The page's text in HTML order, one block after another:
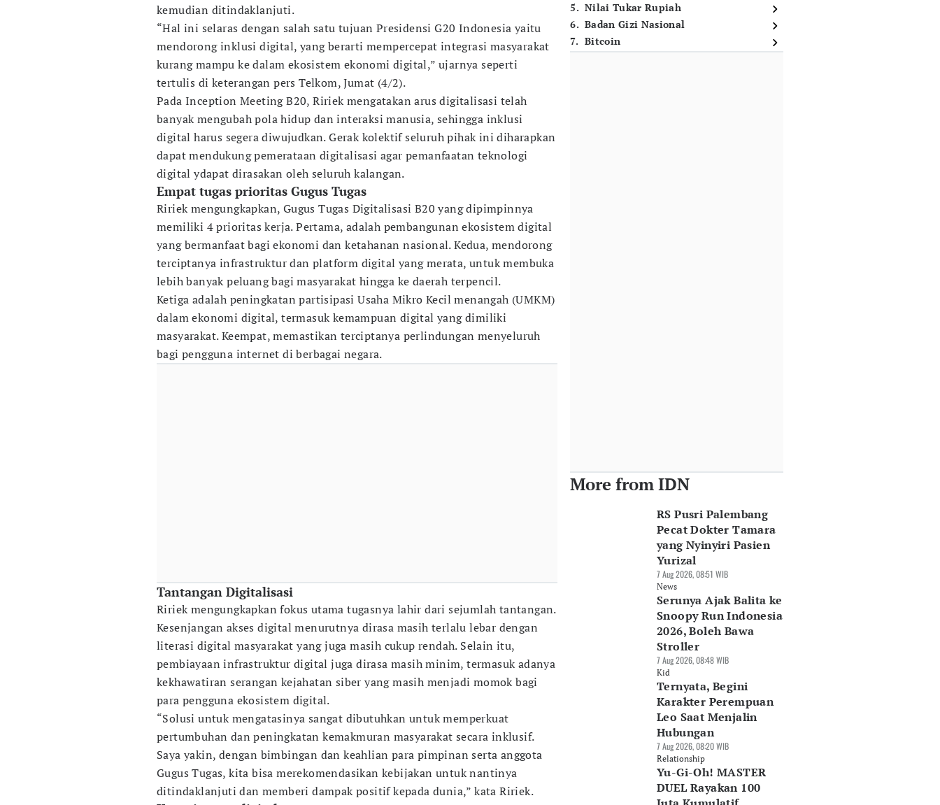
kemudian ditindaklanjuti.
“Hal ini selaras dengan salah satu tujuan Presidensi G20 Indonesia yaitu
mendorong inklusi digital, yang berarti mempercepat integrasi masyarakat
kurang mampu ke dalam ekosistem ekonomi digital,” ujarnya seperti
tertulis di keterangan pers Telkom, Jumat (4/2).
Pada Inception Meeting B20, Ririek mengatakan arus digitalisasi telah
banyak mengubah pola hidup dan interaksi manusia, sehingga inklusi
digital harus segera diwujudkan. Gerak kolektif seluruh pihak ini diharapkan
dapat mendukung pemerataan digitalisasi agar pemanfaatan teknologi
digital ydapat dirasakan oleh seluruh kalangan.
Empat tugas prioritas Gugus Tugas
Ririek mengungkapkan, Gugus Tugas Digitalisasi B20 yang dipimpinnya
memiliki 4 prioritas kerja. Pertama, adalah pembangunan ekosistem digital
yang bermanfaat bagi ekonomi dan ketahanan nasional. Kedua, mendorong
terciptanya infrastruktur dan platform digital yang merata, untuk membuka
lebih banyak peluang bagi masyarakat hingga ke daerah terpencil.
Ketiga adalah peningkatan partisipasi Usaha Mikro Kecil menangah (UMKM)
dalam ekonomi digital, termasuk kemampuan digital yang dimiliki
masyarakat. Keempat, memastikan terciptanya perlindungan menyeluruh
bagi pengguna internet di berbagai negara.
Tantangan Digitalisasi
Ririek mengungkapkan fokus utama tugasnya lahir dari sejumlah tantangan.
Kesenjangan akses digital menurutnya dirasa masih terlalu lebar dengan
literasi digital masyarakat yang juga masih cukup rendah. Selain itu,
pembiayaan infrastruktur digital juga dirasa masih minim, termasuk adanya
kekhawatiran serangan kejahatan siber yang masih menjadi momok bagi
para pengguna ekosistem digital.
“Solusi untuk mengatasinya sangat dibutuhkan untuk memperkuat
pertumbuhan dan peningkatan kemakmuran masyarakat secara inklusif.
Saya yakin, dengan bimbingan dan keahlian para pimpinan serta anggota
Gugus Tugas, kita bisa merekomendasikan kebijakan untuk nantinya
ditindaklanjuti dan memberi dampak positif kepada dunia,” kata Ririek.
5. Nilai Tukar Rupiah
6. Badan Gizi Nasional
7. Bitcoin
More from IDN
RS Pusri Palembang
Pecat Dokter Tamara
yang Nyinyiri Pasien
Yurizal
7 Aug 2026, 08:51 WIB
News
Serunya Ajak Balita ke
Snoopy Run Indonesia
2026, Boleh Bawa
Stroller
7 Aug 2026, 08:48 WIB
Kid
Ternyata, Begini
Karakter Perempuan
Leo Saat Menjalin
Hubungan
7 Aug 2026, 08:20 WIB
Relationship
Yu-Gi-Oh! MASTER
DUEL Rayakan 100